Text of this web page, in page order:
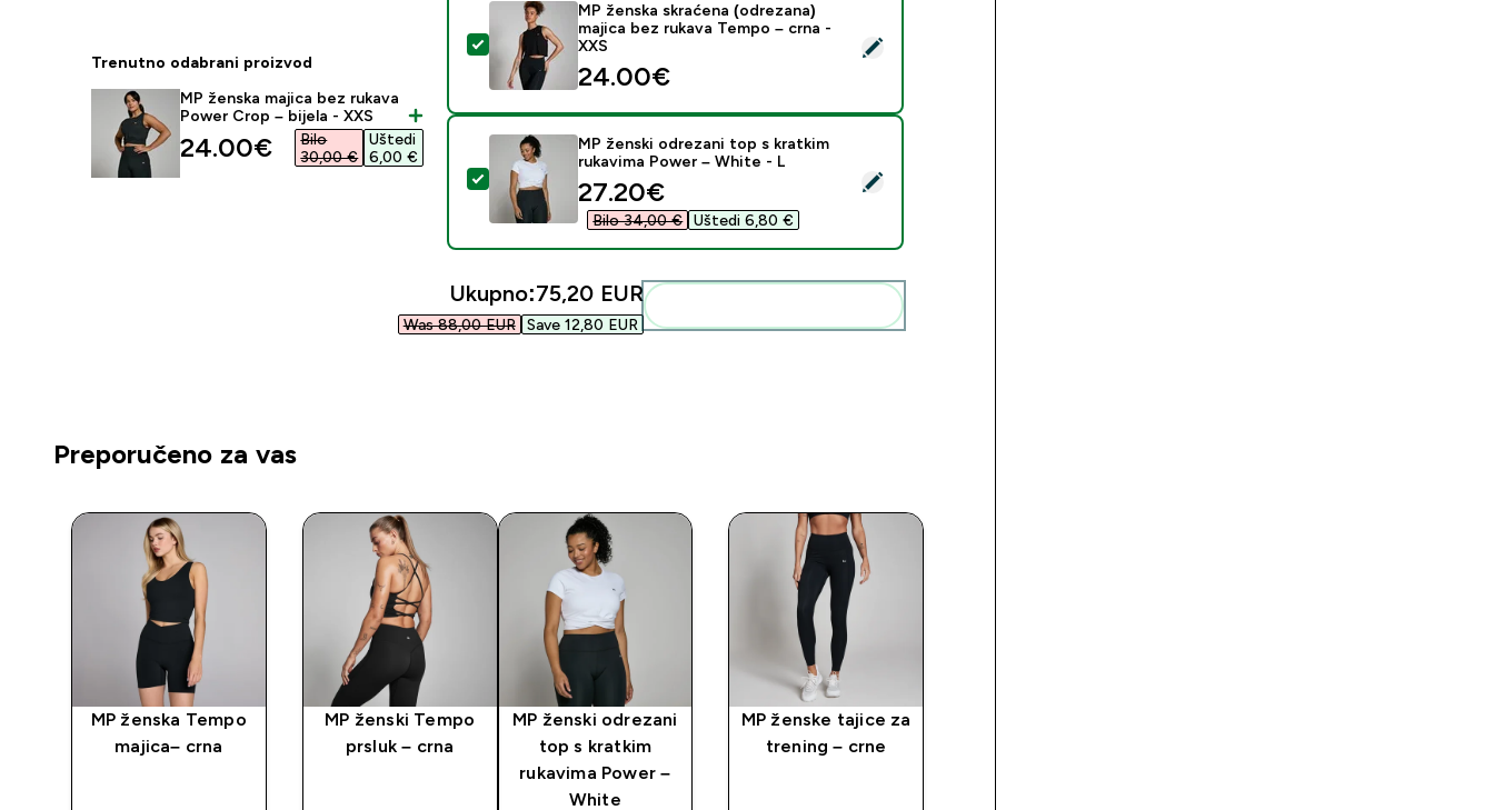
Trenutno odabrani proizvod
MP ženska majica bez rukava
Power Crop – bijela - XXS
discounted price
24.00€‎
Bilo
30,00 €‎
Uštedi
6,00 €‎
Odaberi ovaj proizvod - MP ženska skraćena (odrezana) majica bez rukava Tempo – crna - XXS
MP ženska skraćena (odrezana)
majica bez rukava Tempo – crna -
XXS
24.00€‎
Odaberi ovaj proizvod - MP ženski odrezani top s kratkim rukavima Power – White - L
MP ženski odrezani top s kratkim
rukavima Power – White - L
discounted price
27.20€‎
Bilo 34,00 €‎ Uštedi 6,80 €‎
Ukupno:75,20 EUR‎
Was 88,00 EUR‎ Save 12,80 EUR‎
Preporučeno za vas
MP ženska Tempo
majica– crna
MP ženski Tempo
prsluk – crna
MP ženski odrezani
top s kratkim
rukavima Power –
White
MP ženske tajice za
trening – crne